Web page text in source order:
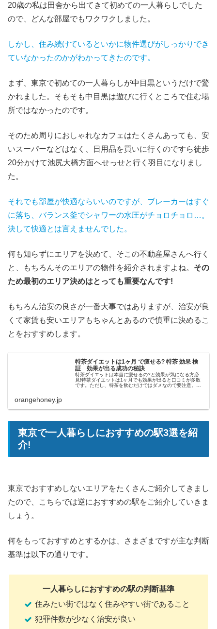
20歳の私は田舎から出てきて初めての一人暮らしでした
ので、どんな部屋でもワクワクしました。
しかし、住み続けているといかに物件選びがしっかりでき
ていなかったのかがわかってきたのです。
まず、東京で初めての一人暮らしが中目黒というだけで驚
かれました。そもそも中目黒は遊びに行くところで住む場
所ではなかったのです。
そのため周りにおしゃれなカフェはたくさんあっても、安
いスーパーなどはなく、日用品を買いに行くのですら徒歩
20分かけて池尻大橋方面へせっせと行く羽目になりまし
た。
それでも部屋が快適ならいいのですが、ブレーカーはすぐ
に落ち、バランス釜でシャワーの水圧がチョロチョロ…。
決して快適とは言えませんでした。
何も知らずにエリアを決めて、そこの不動産屋さんへ行く
と、もちろんそのエリアの物件を紹介されますよね。 その
ため最初のエリア決めはとっても重要なんです!
もちろん治安の良さが一番大事ではありますが、治安が良
くて家賃も安いエリアもちゃんとあるので慎重に決めるこ
とをおすすめします。
特茶ダイエットは1ヶ月 で痩せる? 特茶 効果 検
証 効果が出る成功の秘訣
特茶ダイエットは本当に痩せるの?と効果が気になる方必
見!特茶ダイエットは1ヶ月でも効果が出ると口コミが多数
です。ただし、特茶を飲むだけではダメなので要注意。効
orangehoney.jp
東京で一人暮らしにおすすめの駅3選を紹
介!
東京でおすすめしないエリアをたくさんご紹介してきまし
たので、こちらでは逆におすすめの駅をご紹介していきま
しょう。
何をもっておすすめとするかは、さまざまですが主な判断
基準は以下の通りです。
一人暮らしにおすすめの駅の判断基準
住みたい街ではなく住みやすい街であること
犯罪件数が少なく治安が良い